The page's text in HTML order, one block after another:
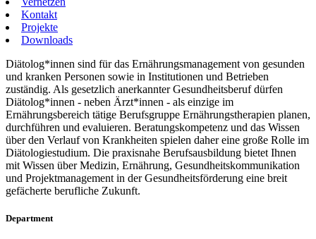
Kontakt
Projekte
Downloads
Diätolog*innen sind für das Ernährungsmanagement von gesunden
und kranken Personen sowie in Institutionen und Betrieben
zuständig. Als gesetzlich anerkannter Gesundheitsberuf dürfen
Diätolog*innen - neben Ärzt*innen - als einzige im
Ernährungsbereich tätige Berufsgruppe Ernährungstherapien planen,
durchführen und evaluieren. Beratungskompetenz und das Wissen
über den Verlauf von Krankheiten spielen daher eine große Rolle im
Diätologiestudium. Die praxisnahe Berufsausbildung bietet Ihnen
mit Wissen über Medizin, Ernährung, Gesundheitskommunikation
und Projektmanagement in der Gesundheitsförderung eine breit
gefächerte berufliche Zukunft.
Department